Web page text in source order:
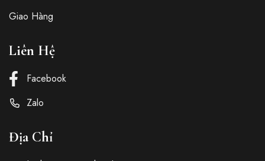
Giao Hàng
Liên Hệ
Facebook
Zalo
Địa Chỉ